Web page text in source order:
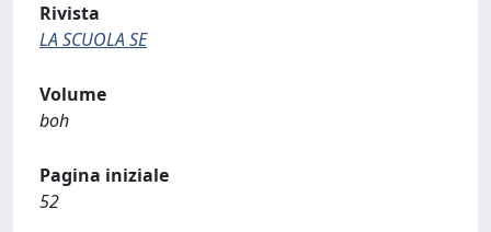
Rivista
LA SCUOLA SE
Volume
boh
Pagina iniziale
52